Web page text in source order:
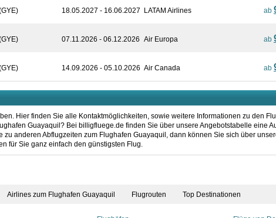
18.05.2027 - 16.06.2027 LATAM Airlines ab
07.11.2026 - 06.12.2026 Air Europa ab
14.09.2026 - 05.10.2026 Air Canada ab
Hier finden Sie alle Kontaktmöglichkeiten, sowie weitere Informationen zu den
Guayaquil? Bei billigfluege.de finden Sie über unsere Angebotstabelle eine
anderen Abflugzeiten zum Flughafen Guayaquil, dann können Sie sich über
für Sie ganz einfach den günstigsten Flug.
Airlines zum Flughafen Guayaquil Flugrouten Top Destinationen